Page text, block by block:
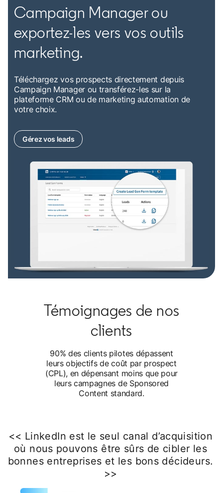
Campaign Manager ou
exportez-les vers vos outils
marketing.
Téléchargez vos prospects directement depuis
Campaign Manager ou transférez-les sur la
plateforme CRM ou de marketing automation de
votre choix.
Gérez vos leadsopens in a new tab
Témoignages de nos
clients
90% des clients pilotes dépassent
leurs objectifs de coût par prospect
(CPL), en dépensant moins que pour
leurs campagnes de Sponsored
Content standard.
<< LinkedIn est le seul canal d’acquisition
où nous pouvons être sûrs de cibler les
bonnes entreprises et les bons décideurs.
>>